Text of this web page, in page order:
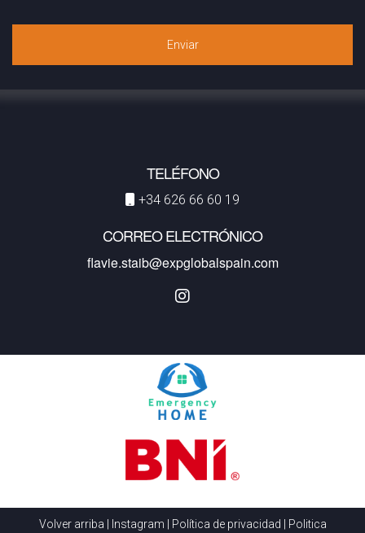
Enviar
TELÉFONO
+34 626 66 60 19
CORREO ELECTRÓNICO
flavie.staib@expglobalspain.com
Volver arriba Instagram Política de privacidad Politica